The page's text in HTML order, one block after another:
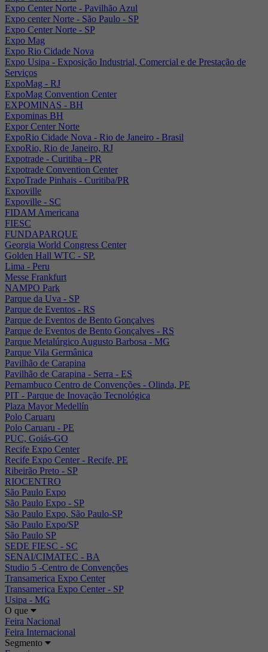
Expo Center Norte - Pavilhão Azul
Expo center Norte - São Paulo - SP
Expo Center Norte - SP
Expo Mag
Expo Rio Cidade Nova
Expo Usipa - Exposição Industrial, Comercial e de Prestação de
Serviços
ExpoMag - RJ
ExpoMag Convention Center
EXPOMINAS - BH
Expominas BH
Expor Center Norte
ExpoRio Cidade Nova - Rio de Janeiro - Brasil
ExpoRio, Rio de Janeiro, RJ
Expotrade - Curitiba - PR
Expotrade Convention Center
ExpoTrade Pinhais - Curitiba/PR
Expoville
Expoville - SC
FIDAM Americana
FIESC
FUNDAPARQUE
Georgia World Congress Center
Golden Hall WTC - SP.
Lima - Peru
Messe Frankfurt
NAMPO Park
Parque da Uva - SP
Parque de Eventos - RS
Parque de Eventos de Bento Gonçalves
Parque de Eventos de Bento Gonçalves - RS
Parque Metalúrgico Augusto Barbosa - MG
Parque Vila Germânica
Pavilhão de Carapina
Pavilhão de Carapina - Serra - ES
Pernambuco Centro de Convenções - Olinda, PE
PIT - Parque de Inovação Tecnológica
Plaza Mayor Medellín
Polo Caruaru
Polo Caruaru - PE
PUC, Goiás-GO
Recife Expo Center
Recife Expo Center - Recife, PE
Ribeirão Preto - SP
RIOCENTRO
São Paulo Expo
São Paulo Expo - SP
São Paulo Expo, São Paulo-SP
São Paulo Expo/SP
São Paulo SP
SEDE FIESC - SC
SENAI/CIMATEC - BA
Studio 5 -Centro de Convenções
Transamerica Expo Center
Transamerica Expo Center - SP
Usipa - MG
O que
Feira Nacional
Feira Internacional
Segmento